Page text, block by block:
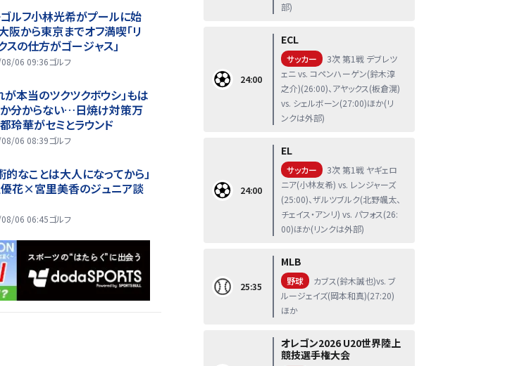
ルフ小林光希がプールに始
阪から東京までオフ満喫「リ
スの仕方がゴージャス」
06 09:36ゴルフ
が本当のツクツクボウシ」もは
分からない…日焼け対策万
玲華がセミとラウンド
06 08:39ゴルフ
的なことは大人になってから」
花×宮里美香のジュニア談
06 06:45ゴルフ
部)
24:00
ECL
サッカー
3次 第1戦 デブレツ
ェニ vs. コペンハーゲン(鈴木淳
之介)(26:00)、アヤックス(板倉滉)
vs. シェルボーン(27:00)ほか(リ
ンクは外部)
24:00
EL
サッカー
3次 第1戦 ヤギェロ
ニア(小林友希) vs. レンジャーズ
(25:00)、ザルツブルク(北野颯太、
チェイス・アンリ) vs. パフォス(26:
00)ほか(リンクは外部)
25:35
MLB
野球
カブス(鈴木誠也)vs. ブ
ルージェイズ(岡本和真)(27:20)
ほか
オレゴン2026 U20世界陸上
競技選手権大会